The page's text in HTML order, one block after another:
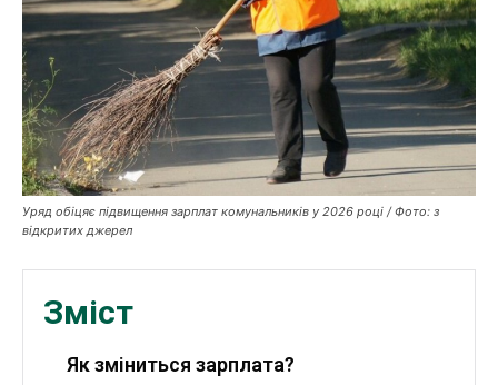
Публікації
ФОП
Курс валют
Ми в соц. мережах
Уряд обіцяє підвищення зарплат комунальників у 2026 році / Фото: з
відкритих джерел
Зміст
Як зміниться зарплата?